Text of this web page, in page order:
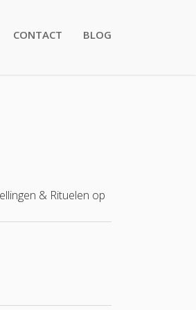
CONTACT BLOG
& Rituelen op